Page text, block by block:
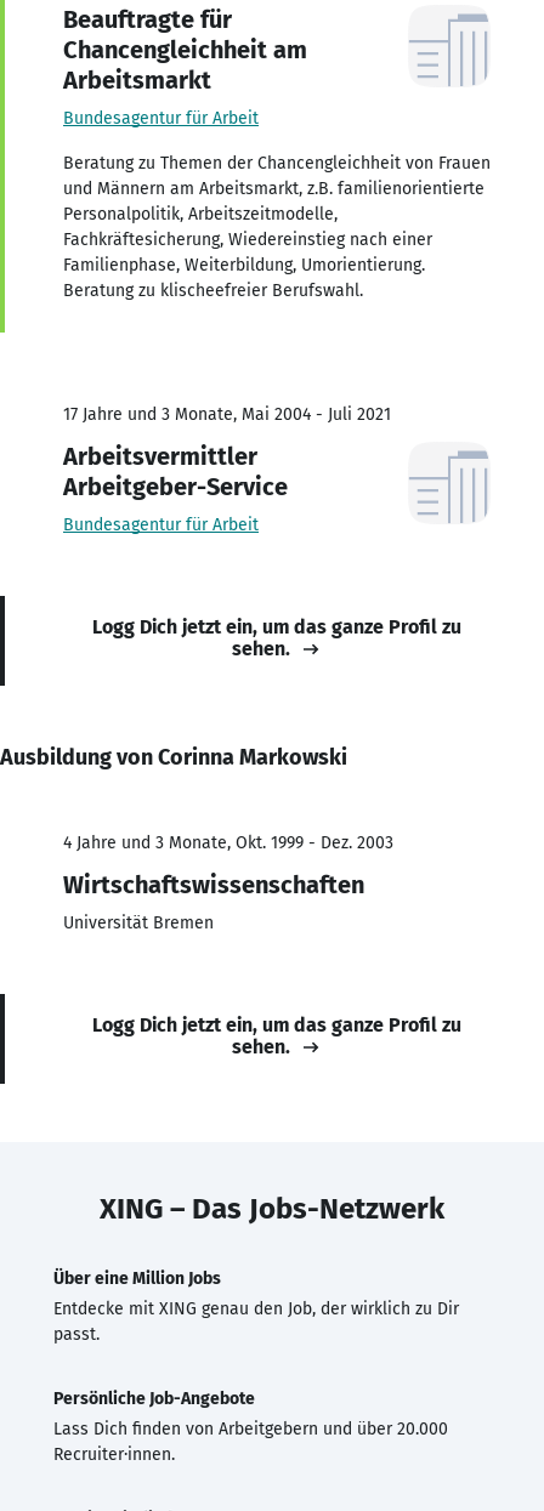
Beauftragte für
Chancengleichheit am
Arbeitsmarkt
Bundesagentur für Arbeit
Beratung zu Themen der Chancengleichheit von Frauen
und Männern am Arbeitsmarkt, z.B. familienorientierte
Personalpolitik, Arbeitszeitmodelle,
Fachkräftesicherung, Wiedereinstieg nach einer
Familienphase, Weiterbildung, Umorientierung.
Beratung zu klischeefreier Berufswahl.
17 Jahre und 3 Monate, Mai 2004 - Juli 2021
Arbeitsvermittler
Arbeitgeber-Service
Bundesagentur für Arbeit
Logg Dich jetzt ein, um das ganze Profil zu
sehen.
Ausbildung von Corinna Markowski
4 Jahre und 3 Monate, Okt. 1999 - Dez. 2003
Wirtschaftswissenschaften
Universität Bremen
Logg Dich jetzt ein, um das ganze Profil zu
sehen.
XING – Das Jobs-Netzwerk
Über eine Million Jobs
Entdecke mit XING genau den Job, der wirklich zu Dir
passt.
Persönliche Job-Angebote
Lass Dich finden von Arbeitgebern und über 20.000
Recruiter·innen.